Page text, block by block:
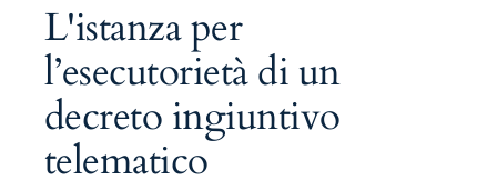
L'istanza per
l’esecutorietà di un
decreto ingiuntivo
telematico